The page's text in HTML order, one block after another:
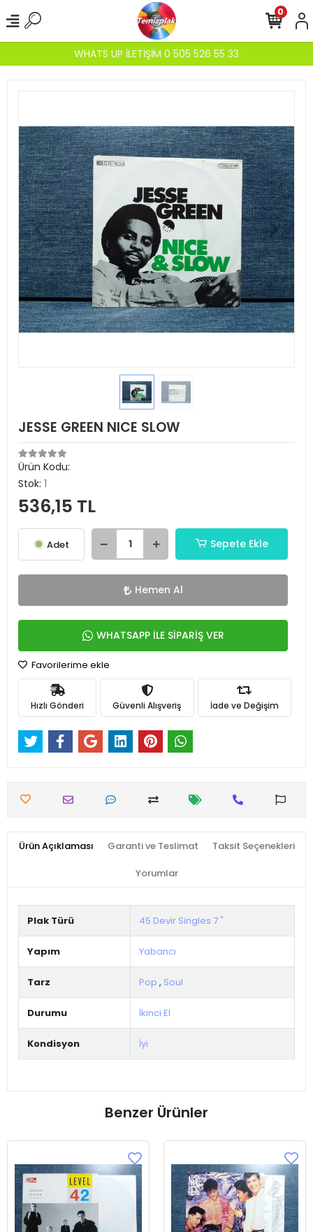
WHATS UP İLETİŞİM 0 505 526 55 33
0
JESSE GREEN NICE SLOW
Ürün Kodu:
Stok: 1
536,15 TL
Adet Sepete Ekle
Hemen Al
WHATSAPP İLE SİPARİŞ VER
Favorilerime ekle
Hızlı Gönderi Güvenli Alışveriş İade ve Değişim
Ürün Açıklaması Garanti ve Teslimat Taksit Seçenekleri
Yorumlar
Plak Türü 45 Devir Singles 7 "
Yapım Yabancı
Tarz Pop , Soul
Durumu İkinci El
Kondisyon İyi
Benzer Ürünler